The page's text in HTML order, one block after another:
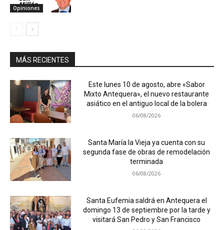
Opiniones
MÁS RECIENTES
Este lunes 10 de agosto, abre «Sabor
Mixto Antequera», el nuevo restaurante
asiático en el antiguo local de la bolera
06/08/2026
Santa María la Vieja ya cuenta con su
segunda fase de obras de remodelación
terminada
06/08/2026
Santa Eufemia saldrá en Antequera el
domingo 13 de septiembre por la tarde y
visitará San Pedro y San Francisco